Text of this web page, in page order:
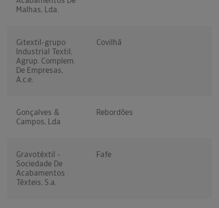
Malhas, Lda.
Gitextil-grupo
Industrial Textil,
Agrup. Complem.
De Empresas,
A.c.e.
Covilhã
Gonçalves &
Campos, Lda
Rebordões
Gravotêxtil -
Sociedade De
Acabamentos
Têxteis, S.a.
Fafe